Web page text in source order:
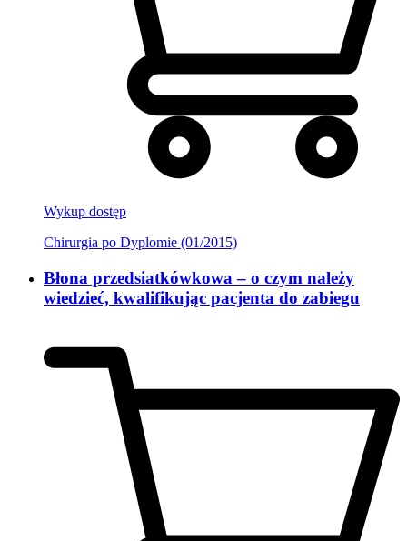
Wykup dostęp
Chirurgia po Dyplomie (01/2015)
Błona przedsiatkówkowa – o czym należy
wiedzieć, kwalifikując pacjenta do zabiegu